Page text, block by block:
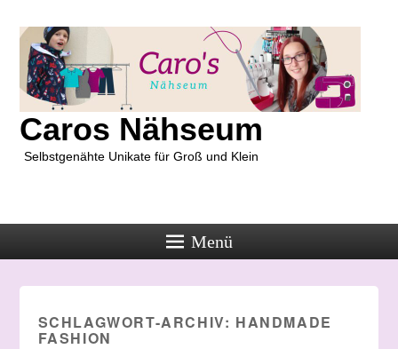
Caros Nähseum
Selbstgenähte Unikate für Groß und Klein
Menü
SCHLAGWORT-ARCHIV: HANDMADE
FASHION